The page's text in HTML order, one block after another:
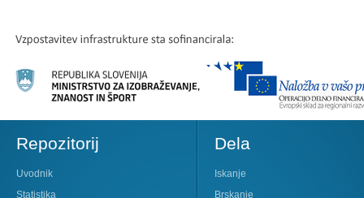
Repozitorij
Uvodnik
Statistika
Dela
Iskanje
Brskanje